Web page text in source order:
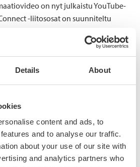
Details About
content and ads, to
and to analyse our traffic.
about your use of our site with
and analytics partners who
on nyt julkaistu YouTube-
-liitososat on suunniteltu
L- ja T-liitoksissa varmistamaan
pois liitoksesta. L/T-
jopa 30% paremman
verrattuna